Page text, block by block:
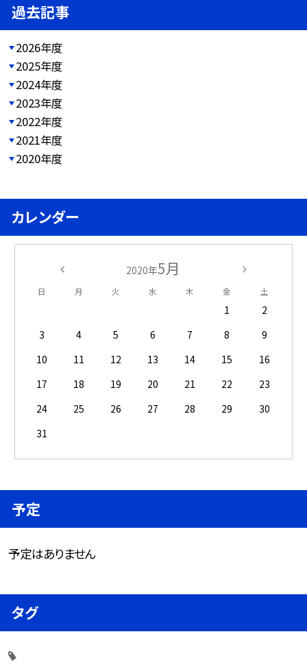
過去記事
2026年度
2025年度
2024年度
2023年度
2022年度
2021年度
2020年度
カレンダー
2020年5月
日 月 火 水 木 金 土
1
2
3
4 5 6 7 8
9
10
11 12 13 14 15
16
17
18 19 20 21 22
23
24
25 26 27 28 29
30
31
予定
予定はありません
タグ